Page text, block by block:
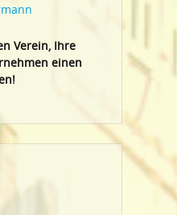
Verein, Ihre
einen